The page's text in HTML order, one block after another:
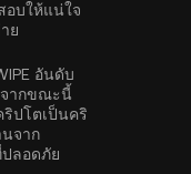
อบให้แน่ใจ
ย
อันดับ
จากขณะนี้
ปโตเป็นคริ
นจาก
ลอดภัย